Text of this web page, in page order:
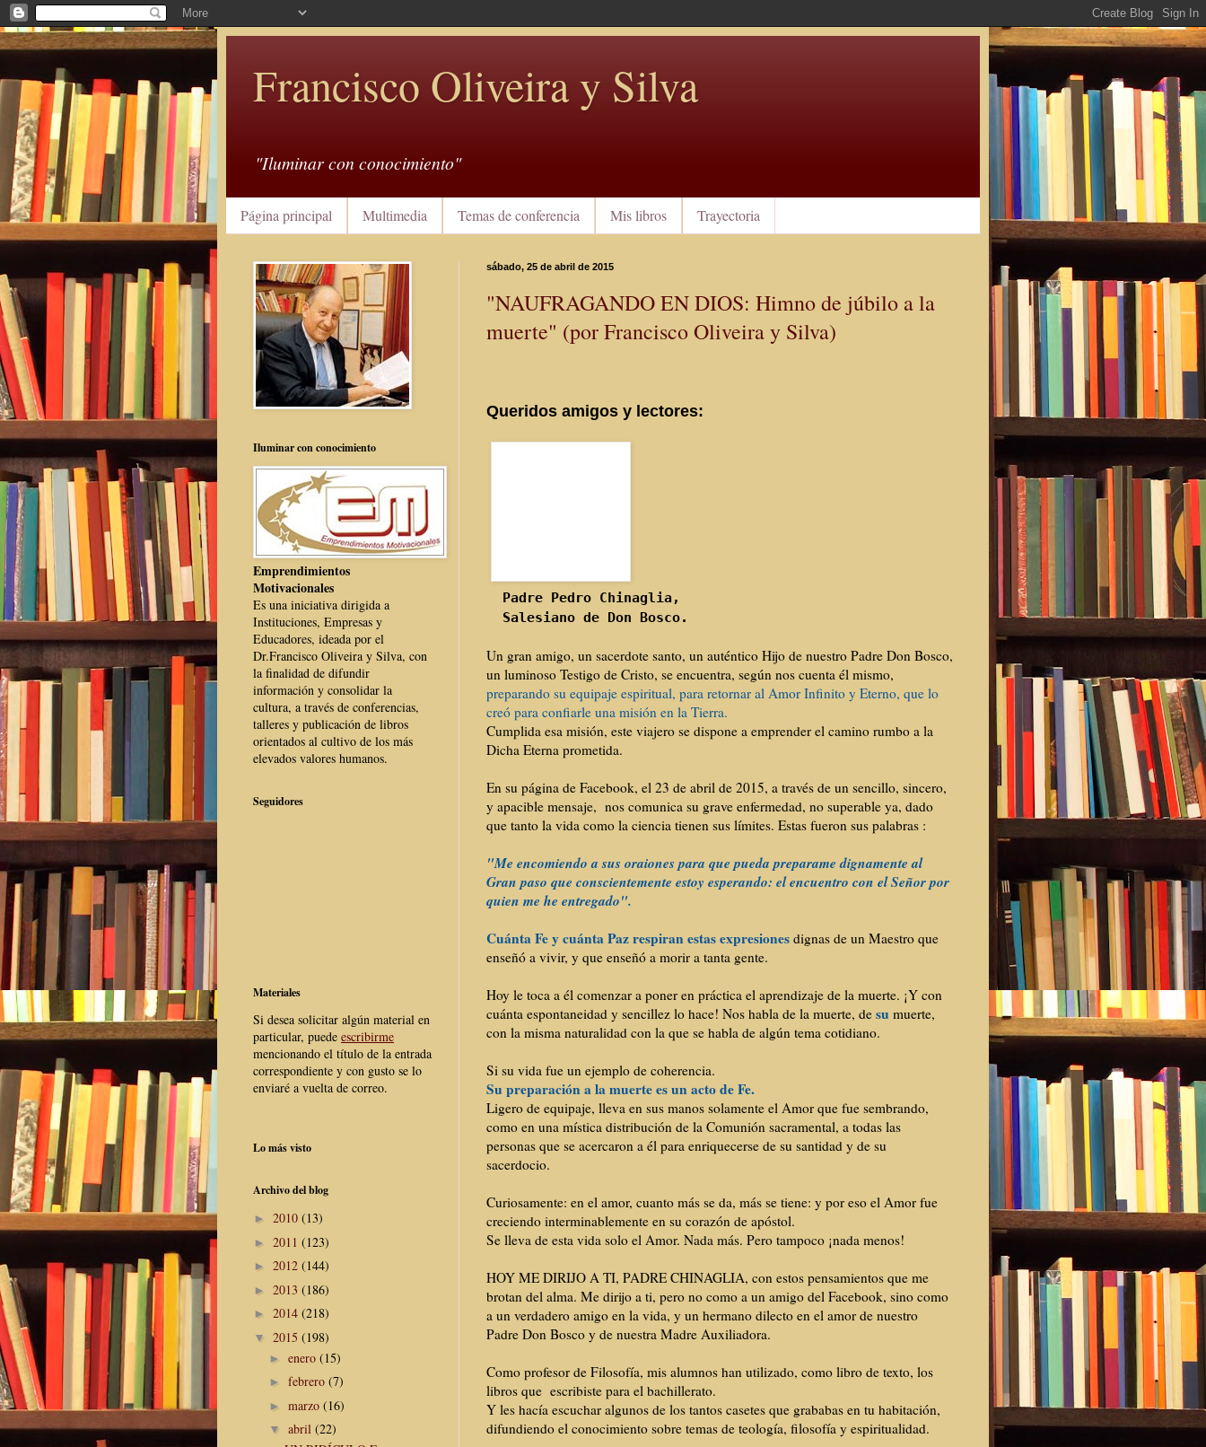
Francisco Oliveira y Silva
"Iluminar con conocimiento"
Página principal Multimedia Temas de conferencia Mis libros Trayectoria
sábado, 25 de abril de 2015
"NAUFRAGANDO EN DIOS: Himno de júbilo a la
muerte" (por Francisco Oliveira y Silva)
Queridos amigos y lectores:
Padre Pedro Chinaglia,
Salesiano de Don Bosco.
Un gran amigo, un sacerdote santo, un auténtico Hijo de nuestro Padre Don Bosco,
un luminoso Testigo de Cristo, se encuentra, según nos cuenta él mismo,
preparando su equipaje espiritual, para retornar al Amor Infinito y Eterno, que lo
creó para confiarle una misión en la Tierra.
Cumplida esa misión, este viajero se dispone a emprender el camino rumbo a la
Dicha Eterna prometida.
En su página de Facebook, el 23 de abril de 2015, a través de un sencillo, sincero,
y apacible mensaje, nos comunica su grave enfermedad, no superable ya, dado
que tanto la vida como la ciencia tienen sus límites. Estas fueron sus palabras :
"Me encomiendo a sus oraiones para que pueda preparame dignamente al
Gran paso que conscientemente estoy esperando: el encuentro con el Señor por
quien me he entregado".
Cuánta Fe y cuánta Paz respiran estas expresiones dignas de un Maestro que
enseñó a vivir, y que enseñó a morir a tanta gente.
Hoy le toca a él comenzar a poner en práctica el aprendizaje de la muerte. ¡Y con
cuánta espontaneidad y sencillez lo hace! Nos habla de la muerte, de su muerte,
con la misma naturalidad con la que se habla de algún tema cotidiano.
Si su vida fue un ejemplo de coherencia.
Su preparación a la muerte es un acto de Fe.
Ligero de equipaje, lleva en sus manos solamente el Amor que fue sembrando,
como en una mística distribución de la Comunión sacramental, a todas las
personas que se acercaron a él para enriquecerse de su santidad y de su
sacerdocio.
Curiosamente: en el amor, cuanto más se da, más se tiene: y por eso el Amor fue
creciendo interminablemente en su corazón de apóstol.
Se lleva de esta vida solo el Amor. Nada más. Pero tampoco ¡nada menos!
HOY ME DIRIJO A TI, PADRE CHINAGLIA, con estos pensamientos que me
brotan del alma. Me dirijo a ti, pero no como a un amigo del Facebook, sino como
a un verdadero amigo en la vida, y un hermano dilecto en el amor de nuestro
Padre Don Bosco y de nuestra Madre Auxiliadora.
Como profesor de Filosofía, mis alumnos han utilizado, como libro de texto, los
libros que escribiste para el bachillerato.
Y les hacía escuchar algunos de los tantos casetes que grababas en tu habitación,
difundiendo el conocimiento sobre temas de teología, filosofía y espiritualidad.
Iluminar con conocimiento
Emprendimientos
Motivacionales
Es una iniciativa dirigida a
Instituciones, Empresas y
Educadores, ideada por el
Dr.Francisco Oliveira y Silva, con
la finalidad de difundir
información y consolidar la
cultura, a través de conferencias,
talleres y publicación de libros
orientados al cultivo de los más
elevados valores humanos.
Seguidores
Materiales
Si desea solicitar algún material en
particular, puede escribirme
mencionando el título de la entrada
correspondiente y con gusto se lo
enviaré a vuelta de correo.
Lo más visto
Archivo del blog
► 2010 (13)
► 2011 (123)
► 2012 (144)
► 2013 (186)
► 2014 (218)
▼ 2015 (198)
► enero (15)
► febrero (7)
► marzo (16)
▼ abril (22)